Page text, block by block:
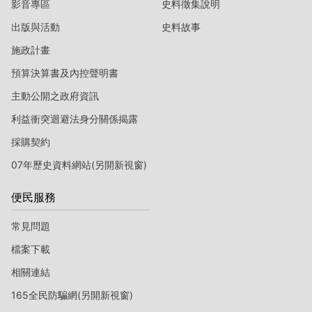
影音專區
出版與活動
施政計畫
預算決算書及內控聲明書
主動公開之政府資訊
利益衝突迴避法身分關係揭露
採購契約
07年歷史資料網站(另開新視窗)
史料徵集說明
史料故事
便民服務
常見問題
檔案下載
相關連結
165全民防騙網(另開新視窗)